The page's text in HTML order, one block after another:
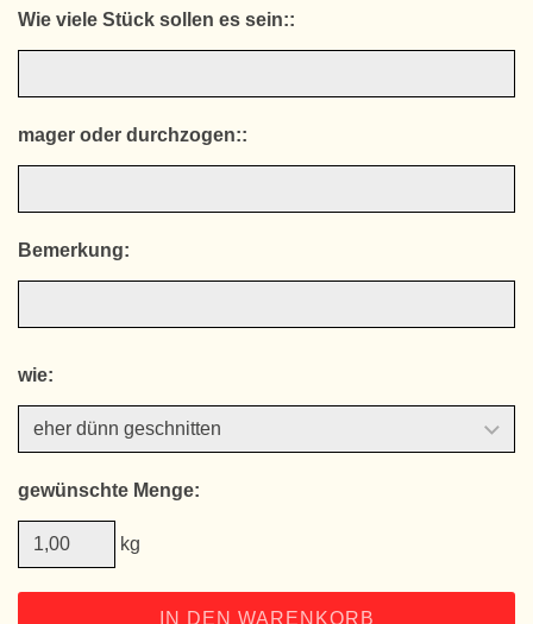
Wie viele Stück sollen es sein::
mager oder durchzogen::
Bemerkung:
wie:
gewünschte Menge:
kg
IN DEN WARENKORB